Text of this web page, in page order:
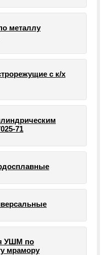
металлу
с к/х
71
УШМ по
мрамору